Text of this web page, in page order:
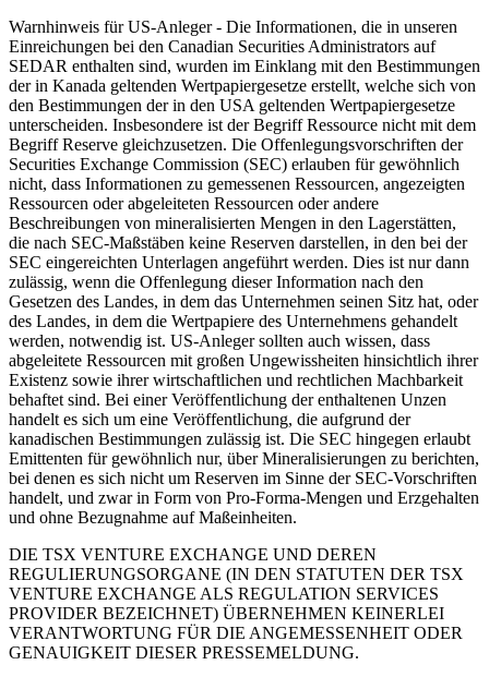
Warnhinweis für US-Anleger - Die Informationen, die in unseren
Einreichungen bei den Canadian Securities Administrators auf
SEDAR enthalten sind, wurden im Einklang mit den Bestimmungen
der in Kanada geltenden Wertpapiergesetze erstellt, welche sich von
den Bestimmungen der in den USA geltenden Wertpapiergesetze
unterscheiden. Insbesondere ist der Begriff Ressource nicht mit dem
Begriff Reserve gleichzusetzen. Die Offenlegungsvorschriften der
Securities Exchange Commission (SEC) erlauben für gewöhnlich
nicht, dass Informationen zu gemessenen Ressourcen, angezeigten
Ressourcen oder abgeleiteten Ressourcen oder andere
Beschreibungen von mineralisierten Mengen in den Lagerstätten,
die nach SEC-Maßstäben keine Reserven darstellen, in den bei der
SEC eingereichten Unterlagen angeführt werden. Dies ist nur dann
zulässig, wenn die Offenlegung dieser Information nach den
Gesetzen des Landes, in dem das Unternehmen seinen Sitz hat, oder
des Landes, in dem die Wertpapiere des Unternehmens gehandelt
werden, notwendig ist. US-Anleger sollten auch wissen, dass
abgeleitete Ressourcen mit großen Ungewissheiten hinsichtlich ihrer
Existenz sowie ihrer wirtschaftlichen und rechtlichen Machbarkeit
behaftet sind. Bei einer Veröffentlichung der enthaltenen Unzen
handelt es sich um eine Veröffentlichung, die aufgrund der
kanadischen Bestimmungen zulässig ist. Die SEC hingegen erlaubt
Emittenten für gewöhnlich nur, über Mineralisierungen zu berichten,
bei denen es sich nicht um Reserven im Sinne der SEC-Vorschriften
handelt, und zwar in Form von Pro-Forma-Mengen und Erzgehalten
und ohne Bezugnahme auf Maßeinheiten.
DIE TSX VENTURE EXCHANGE UND DEREN
REGULIERUNGSORGANE (IN DEN STATUTEN DER TSX
VENTURE EXCHANGE ALS REGULATION SERVICES
PROVIDER BEZEICHNET) ÜBERNEHMEN KEINERLEI
VERANTWORTUNG FÜR DIE ANGEMESSENHEIT ODER
GENAUIGKEIT DIESER PRESSEMELDUNG.